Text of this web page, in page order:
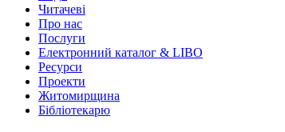
Читачеві
Про нас
Послуги
Електронний каталог & LIBO
Ресурси
Проекти
Житомирщина
Бібліотекарю